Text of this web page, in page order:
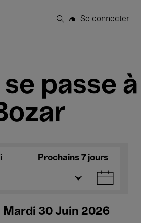
Rechercher
Se connecter
passe à
Prochains 7 jours
Mardi 30 Juin 2026